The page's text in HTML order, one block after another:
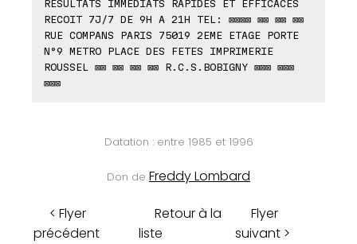
RESULTATS IMMEDIATS RAPIDES ET EFFICACES
RECOIT 7J/7 DE 9H A 21H TEL: ⊠⊠⊠⊠ ⊠⊠ ⊠⊠ ⊠⊠
RUE COMPANS PARIS 75019 2EME ETAGE PORTE
N°9 METRO PLACE DES FETES IMPRIMERIE
ROUSSEL ⊠⊠ ⊠⊠ ⊠⊠ ⊠⊠ R.C.S.BOBIGNY ⊠⊠⊠ ⊠⊠⊠
⊠⊠⊠
Datation : entre 1985 et 1996
Don de Freddy Lombard
< Flyer
précédent
Retour à la
liste
Flyer
suivant >